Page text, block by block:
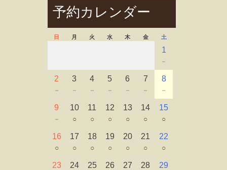
予約カレンダー
日 月 火 水 木 金 土
1
－
2
－
3
－
4
－
5
－
6
－
7
－
8
－
9
－
10
○
11
○
12
○
13
○
14
○
15
○
16
○
17
○
18
○
19
○
20
○
21
○
22
○
23 24 25 26 27 28 29